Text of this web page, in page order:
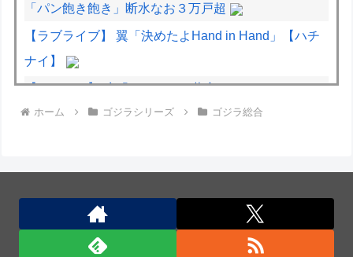
「パン飽き飽き」断水なお３万戸超
【ラブライブ】 翼「決めたよHand in Hand」【ハチ
ナイ】
【デレマス】 凛「なにこれ、蒼穹のファフナー？」
モバP「資料だから見といてくれ」
中国、金融監督管理総局前トップの全人代代表資格を
剥奪…重大な規律違反で！
ホーム ゴジラシリーズ ゴジラ総合